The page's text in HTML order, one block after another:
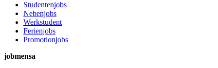
Studentenjobs
Nebenjobs
Werkstudent
Ferienjobs
Promotionjobs
jobmensa